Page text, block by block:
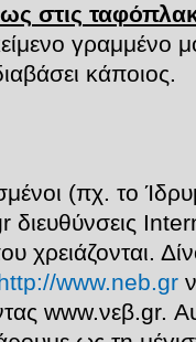
στις
γραμμένο
κάποιος.
(πχ. το
διευθύνσεις
χρειάζονται.
www.neb.gr
www.νεβ.gr.